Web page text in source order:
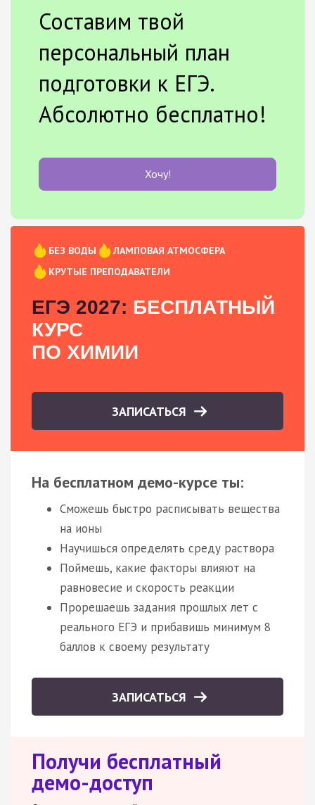
Составим твой
персональный план
подготовки к ЕГЭ.
Абсолютно бесплатно!
Хочу!
БЕЗ ВОДЫ
ЛАМПОВАЯ АТМОСФЕРА
КРУТЫЕ ПРЕПОДАВАТЕЛИ
ЕГЭ 2027: БЕСПЛАТНЫЙ
КУРС
ПО ХИМИИ
ЗАПИСАТЬСЯ
На бесплатном демо-курсе ты:
Сможешь быстро расписывать вещества
на ионы
Научишься определять среду раствора
Поймешь, какие факторы влияют на
равновесие и скорость реакции
Прорешаешь задания прошлых лет с
реального ЕГЭ и прибавишь минимум 8
баллов к своему результату
ЗАПИСАТЬСЯ
Получи бесплатный
демо-доступ